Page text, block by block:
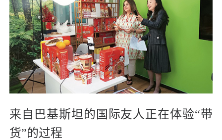
来自巴基斯坦的国际友人正在体验“带
货”的过程